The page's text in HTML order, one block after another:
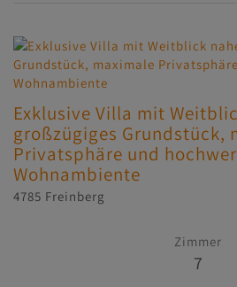
Exklusive Villa mit
großzügiges Grundstück,
Privatsphäre und
Wohnambiente
4785 Freinberg
Zimmer
7